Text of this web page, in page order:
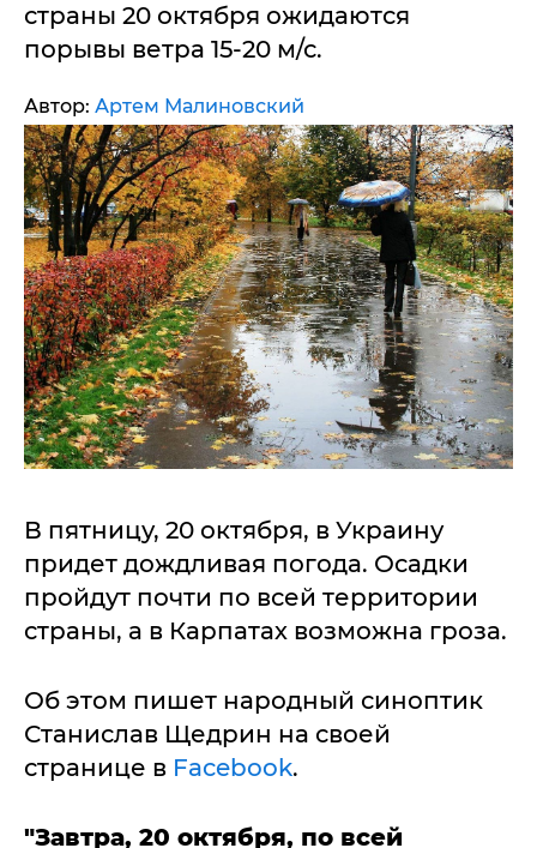
страны 20 октября ожидаются
порывы ветра 15-20 м/с.
Автор: Артем Малиновский
В пятницу, 20 октября, в Украину
придет дождливая погода. Осадки
пройдут почти по всей территории
страны, а в Карпатах возможна гроза.
Об этом пишет народный синоптик
Станислав Щедрин на своей
странице в Facebook.
"Завтра, 20 октября, по всей